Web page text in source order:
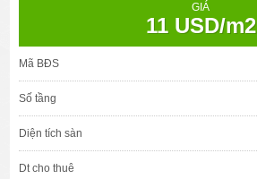
GIÁ
11 USD/m2
Mã BĐS
Số tầng
Diện tích sàn
Dt cho thuê